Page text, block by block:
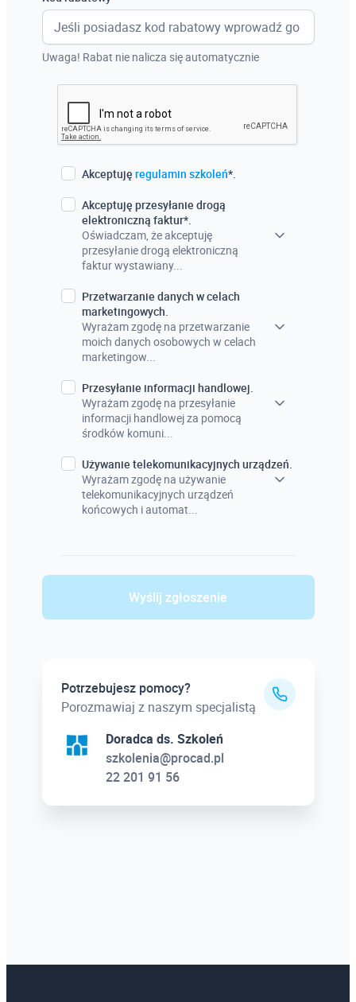
Uwaga! Rabat nie nalicza się automatycznie
Akceptuję regulamin szkoleń*.
Akceptuję przesyłanie drogą
elektroniczną faktur*.
Oświadczam, że akceptuję
przesyłanie drogą elektroniczną
faktur wystawiany...
Przetwarzanie danych w celach
marketingowych.
Wyrażam zgodę na przetwarzanie
moich danych osobowych w celach
marketingow...
Przesyłanie informacji handlowej.
Wyrażam zgodę na przesyłanie
informacji handlowej za pomocą
środków komuni...
Używanie telekomunikacyjnych urządzeń.
Wyrażam zgodę na używanie
telekomunikacyjnych urządzeń
końcowych i automat...
Wyślij zgłoszenie
Potrzebujesz pomocy?
Porozmawiaj z naszym specjalistą
Doradca ds. Szkoleń
szkolenia@procad.pl
22 201 91 56
Francja
Szwecja
Holandia
Czechy